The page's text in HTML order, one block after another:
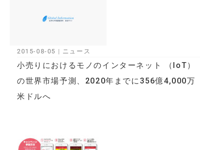
小売りにおけるモノのインターネット （IoT）
の世界市場予測、2020年までに356億4,000万
米ドルへ
2015-08-05 | ニュース